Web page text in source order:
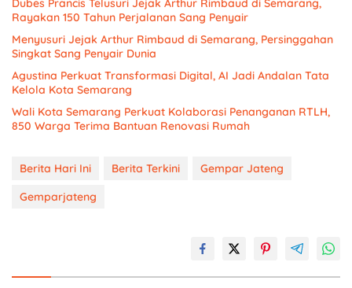
Dubes Prancis Telusuri Jejak Arthur Rimbaud di Semarang,
Rayakan 150 Tahun Perjalanan Sang Penyair
Menyusuri Jejak Arthur Rimbaud di Semarang, Persinggahan
Singkat Sang Penyair Dunia
Agustina Perkuat Transformasi Digital, AI Jadi Andalan Tata
Kelola Kota Semarang
Wali Kota Semarang Perkuat Kolaborasi Penanganan RTLH,
850 Warga Terima Bantuan Renovasi Rumah
Berita Hari Ini Berita Terkini
Gempar Jateng
Gemparjateng